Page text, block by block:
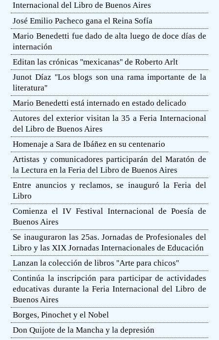
Internacional del Libro de Buenos Aires
José Emilio Pacheco gana el Reina Sofía
Mario Benedetti fue dado de alta luego de doce días de
internación
Editan las crónicas ''mexicanas'' de Roberto Arlt
Junot Díaz ''Los blogs son una rama importante de la
literatura''
Mario Benedetti está internado en estado delicado
Autores del exterior visitan la 35 a Feria Internacional
del Libro de Buenos Aires
Homenaje a Sara de Ibáñez en su centenario
Artistas y comunicadores participarán del Maratón de
la Lectura en la Feria del Libro de Buenos Aires
Entre anuncios y reclamos, se inauguró la Feria del
Libro
Comienza el IV Festival Internacional de Poesía de
Buenos Aires
Se inauguraron las 25as. Jornadas de Profesionales del
Libro y las XIX Jornadas Internacionales de Educación
Lanzan la colección de libros ''Arte para chicos''
Continúa la inscripción para participar de actividades
educativas durante la Feria Internacional del Libro de
Buenos Aires
Borges, Pinochet y el Nobel
Don Quijote de la Mancha y la depresión